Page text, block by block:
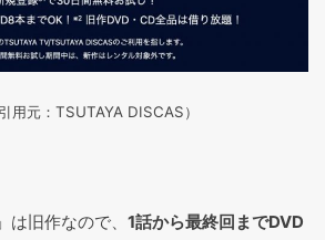
引用元：TSUTAYA DISCAS）
は旧作なので、 1話から最終回までDVD